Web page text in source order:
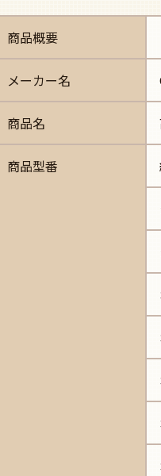
商品概要
メーカー名
商品名
商品型番